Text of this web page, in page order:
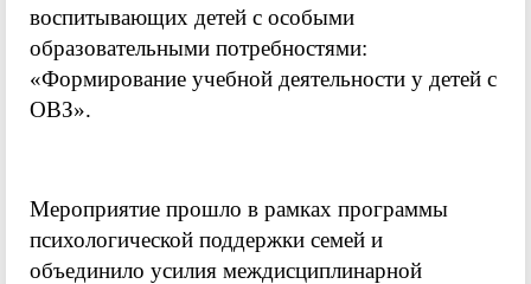
воспитывающих детей с особыми
образовательными потребностями:
«Формирование учебной деятельности у детей с
ОВЗ».
Мероприятие прошло в рамках программы
психологической поддержки семей и
объединило усилия междисциплинарной